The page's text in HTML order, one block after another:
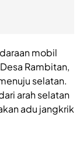
mobil
Rambitan,
selatan.
arah selatan
adu jangkrik